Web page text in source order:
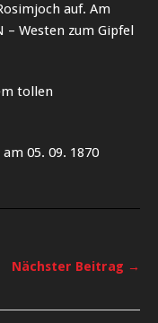
auf. Am
Westen zum Gipfel
tollen
05. 09. 1870
Nächster Beitrag →